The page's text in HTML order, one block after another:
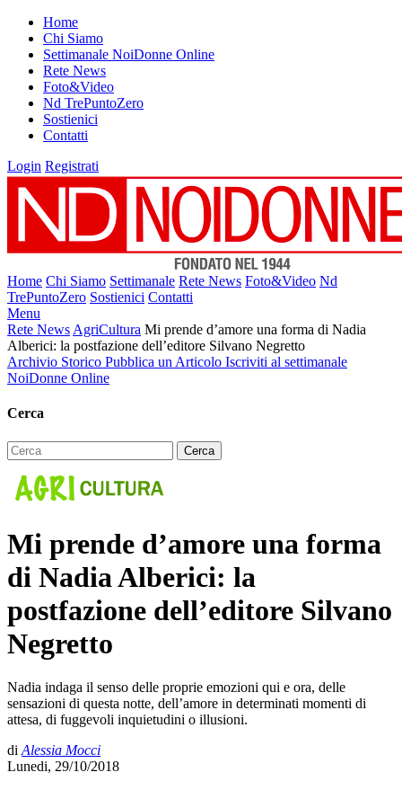
Home
Chi Siamo
Settimanale NoiDonne Online
Rete News
Foto&Video
Nd TrePuntoZero
Sostienici
Contatti
Login Registrati
Home Chi Siamo Settimanale Rete News Foto&Video Nd
TrePuntoZero Sostienici Contatti
Menu
Rete News AgriCultura Mi prende d’amore una forma di Nadia
Alberici: la postfazione dell’editore Silvano Negretto
Archivio Storico Pubblica un Articolo Iscriviti al settimanale
NoiDonne Online
Cerca
Mi prende d’amore una forma
di Nadia Alberici: la
postfazione dell’editore Silvano
Negretto
Nadia indaga il senso delle proprie emozioni qui e ora, delle
sensazioni di questa notte, dell’amore in determinati momenti di
attesa, di fuggevoli inquietudini o illusioni.
diAlessia Mocci
Lunedi, 29/10/2018